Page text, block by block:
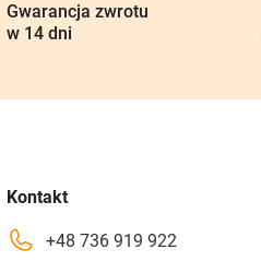
Gwarancja zwrotu
w 14 dni
Kontakt
+48 736 919 922